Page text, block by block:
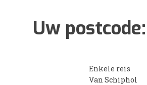
Uw postcode:
Enkele reis
Van Schiphol